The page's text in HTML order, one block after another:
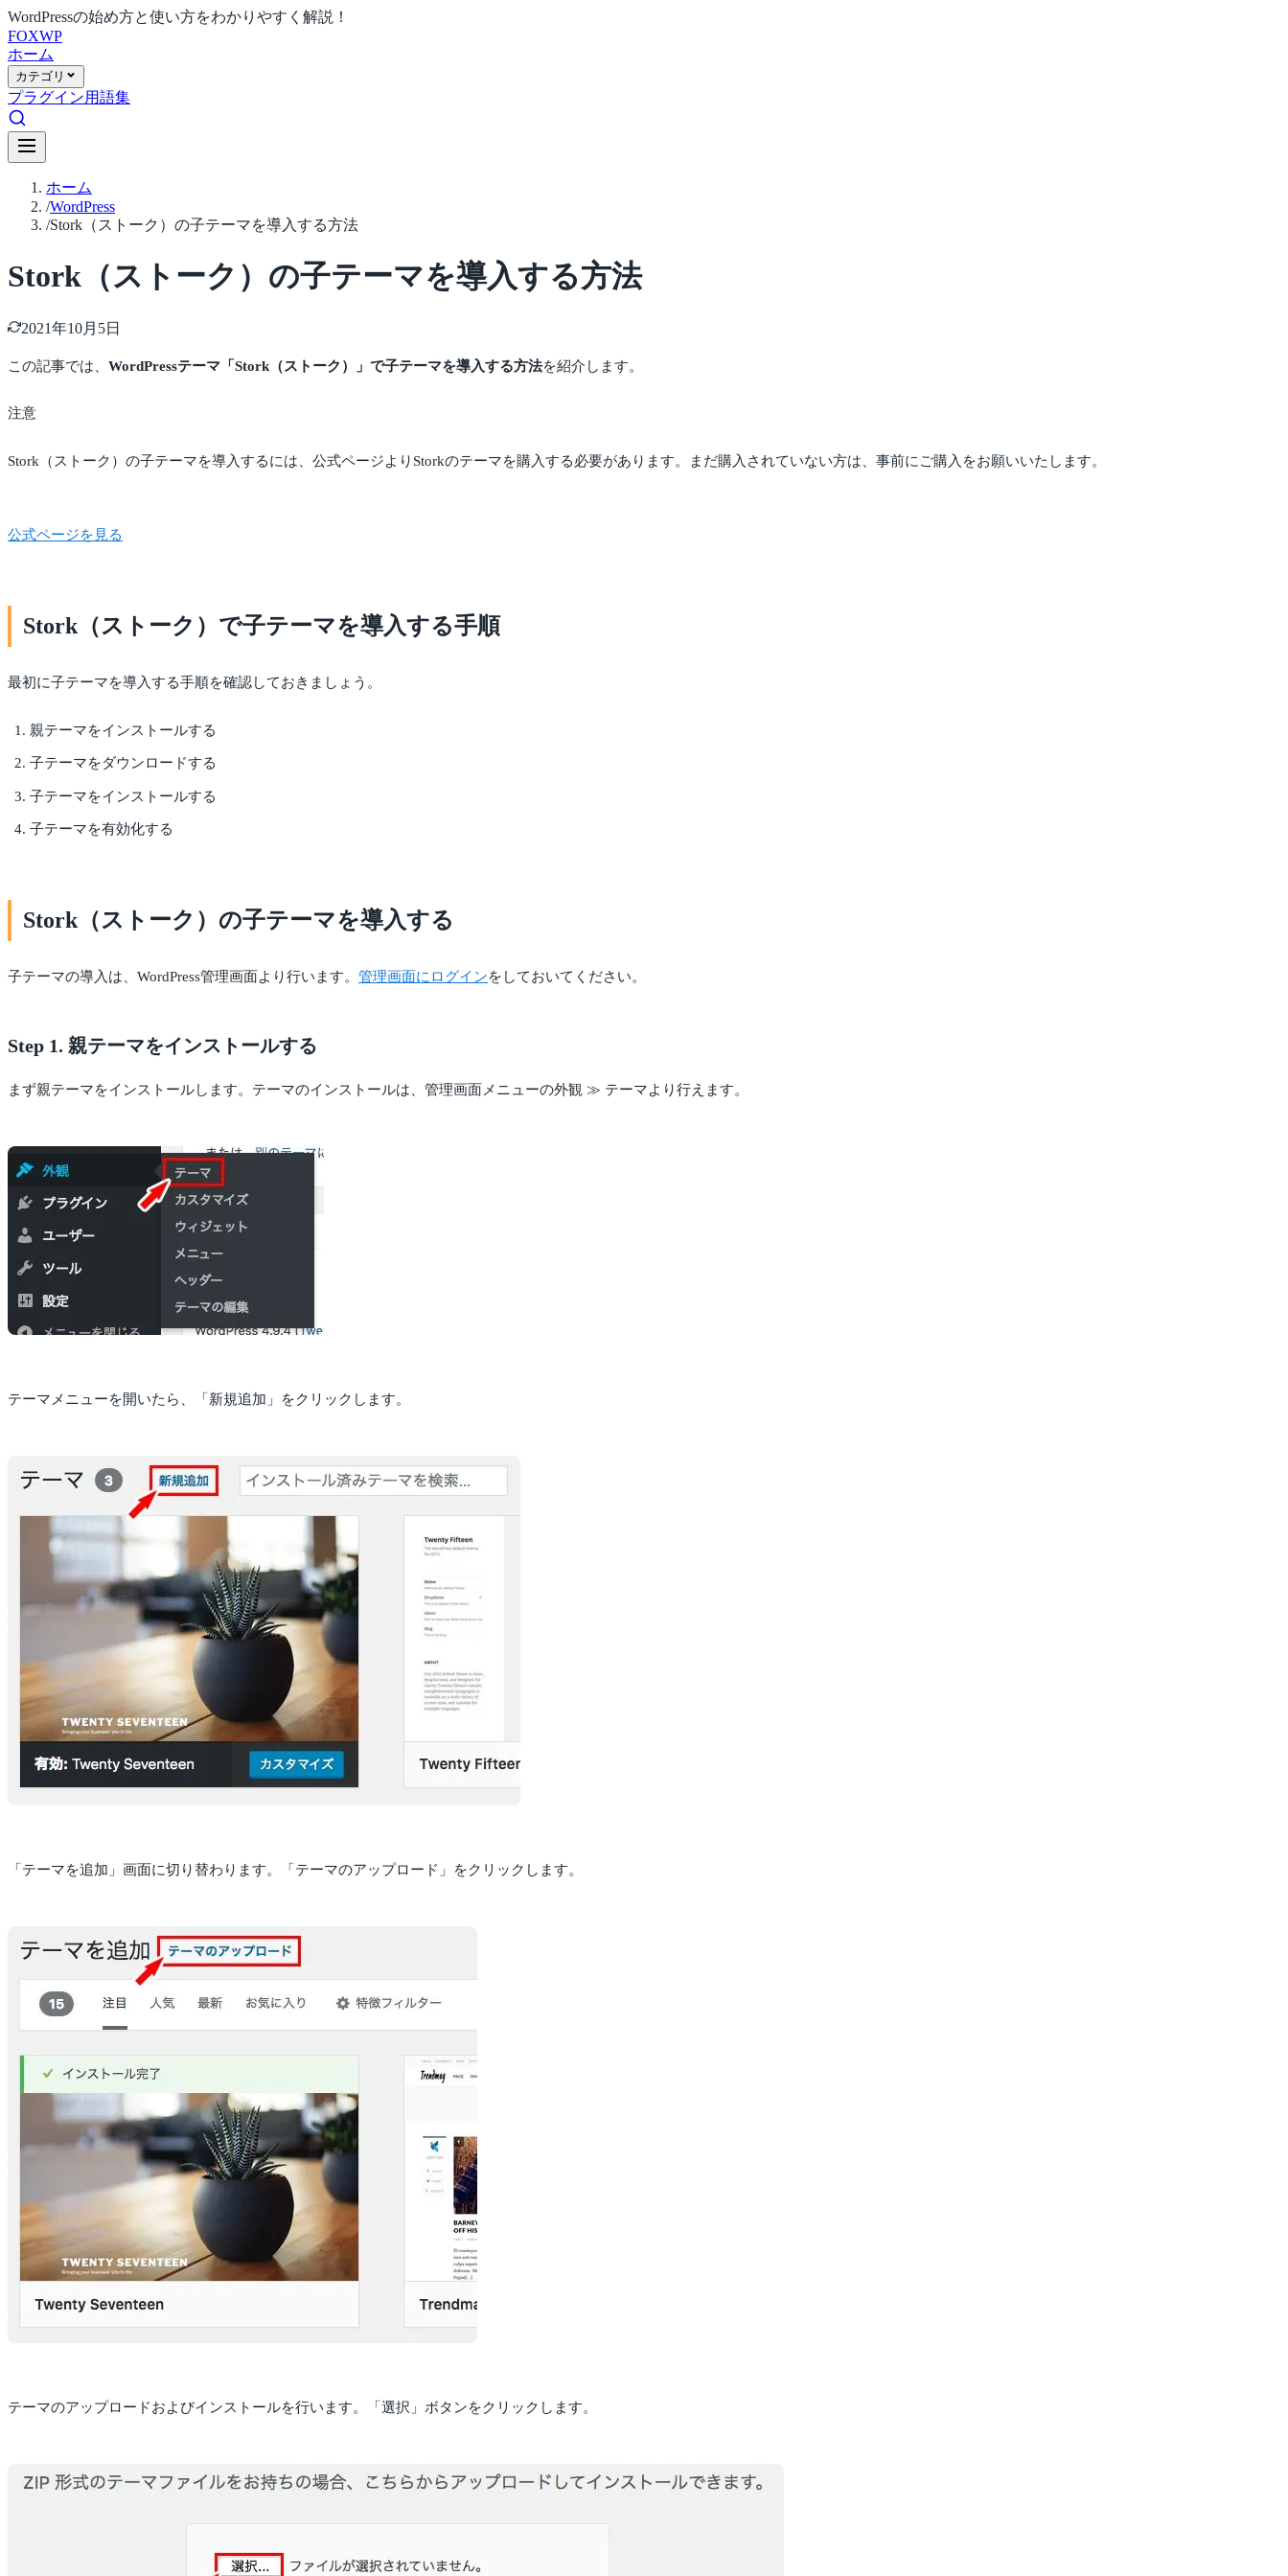
WordPressの始め方と使い方をわかりやすく解説！
FOXWP
ホーム
カテゴリ
プラグイン用語集
ホーム
/WordPress
/Stork（ストーク）の子テーマを導入する方法
Stork（ストーク）の子テーマを導入する方法
2021年10月5日
この記事では、 WordPressテーマ「Stork（ストーク）」で子テーマを導入する方法を紹介します。
注意
Stork（ストーク）の子テーマを導入するには、公式ページよりStorkのテーマを購入する必要があります。まだ購入されていない方は、事前にご購入をお願いいたします。
公式ページを見る
Stork（ストーク）で子テーマを導入する手順
最初に子テーマを導入する手順を確認しておきましょう。
親テーマをインストールする
子テーマをダウンロードする
子テーマをインストールする
子テーマを有効化する
Stork（ストーク）の子テーマを導入する
子テーマの導入は、WordPress管理画面より行います。 管理画面にログインをしておいてください。
Step 1. 親テーマをインストールする
まず親テーマをインストールします。テーマのインストールは、管理画面メニューの外観 ≫ テーマより行えます。
テーマメニューを開いたら、「新規追加」をクリックします。
「テーマを追加」画面に切り替わります。「テーマのアップロード」をクリックします。
テーマのアップロードおよびインストールを行います。「選択」ボタンをクリックします。